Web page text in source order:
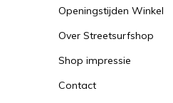
Openingstijden Winkel
Over Streetsurfshop
Shop impressie
Contact